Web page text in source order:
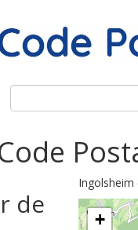
de
Ingolsheim
+